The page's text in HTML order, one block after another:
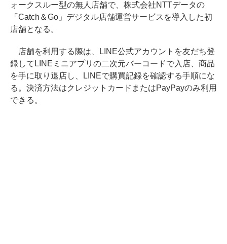
ォークスルー型の無人店舗で、株式会社NTTデータの
「Catch＆Go」デジタル店舗運営サービスを導入した初
店舗となる。
店舗を利用する際は、LINE公式アカウントを友だち登
録してLINEミニアプリの二次元バーコードで入店、商品
を手に取り退店し、LINEで購買記録を確認する手順にな
る。決済方法はクレジットカードまたはPayPayのみ利用
できる。